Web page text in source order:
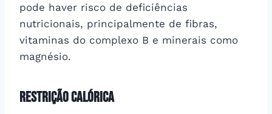
pode haver risco de deficiências
nutricionais, principalmente de fibras,
vitaminas do complexo B e minerais como
magnésio.
Restrição Calórica